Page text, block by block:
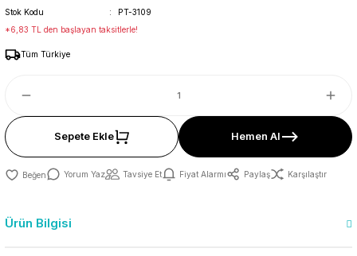
Stok Kodu
PT-3109
*6,83 TL den başlayan taksitlerle!
Tüm Türkiye
Sepete Ekle Hemen Al
Yorum Yaz Tavsiye Et Fiyat Alarmı Paylaş Karşılaştır
Ürün Bilgisi